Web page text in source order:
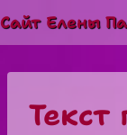
Перейти
к
Сайт Елены
Текст